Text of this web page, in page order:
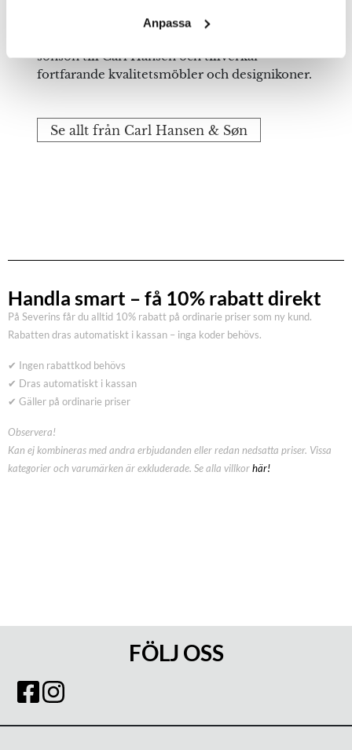
Anpassa
dag blivit riktiga samlarföremål. I dag drivs
sonson till Carl Hansen och tillverkar
fortfarande kvalitetsmöbler och designikoner.
Se allt från Carl Hansen & Søn
Handla smart – få 10% rabatt direkt
På Severins får du alltid 10% rabatt på ordinarie priser som ny kund.
Rabatten dras automatiskt i kassan – inga koder behövs.
✔ Ingen rabattkod behövs
✔ Dras automatiskt i kassan
✔ Gäller på ordinarie priser
Observera!
Kan ej kombineras med andra erbjudanden eller redan nedsatta priser. Vissa
kategorier och varumärken är exkluderade. Se alla villkorhär!
FÖLJ OSS